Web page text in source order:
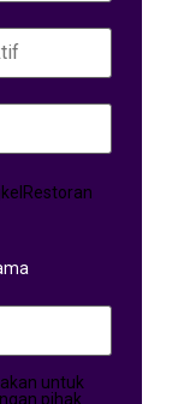
Restoran
untuk
pihak